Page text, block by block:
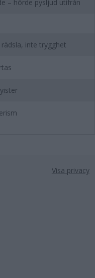
– hörde pysljud utifrån
inte trygghet
Visa privacy